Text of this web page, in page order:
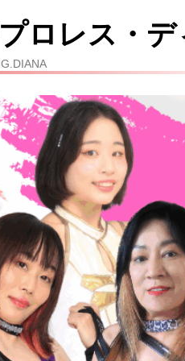
ロレス・デ